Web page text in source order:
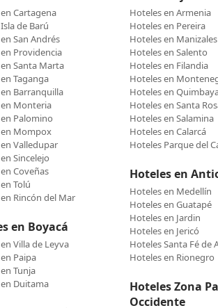
Cartagena
de Barú
San Andrés
Providencia
Santa Marta
Taganga
Barranquilla
Monteria
Palomino
Mompox
Valledupar
Sincelejo
Coveñas
Tolú
Rincón del Mar
en Boyacá
Villa de Leyva
Paipa
Tunja
Duitama
Hoteles en Armenia
Hoteles en Pereira
Hoteles en Manizales
Hoteles en Salento
Hoteles en Filandia
Hoteles en
Hoteles en
Hoteles en Santa
Hoteles en Salamina
Hoteles en Calarcá
Hoteles Parque del
Hoteles en
Hoteles en Medellín
Hoteles en Guatapé
Hoteles en Jardin
Hoteles en Jericó
Hoteles Santa Fé de
Hoteles en Rionegro
Hoteles Zona
Occidente